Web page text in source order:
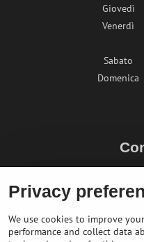
Giovedì
Venerdì
Sabato
Domenica
Privacy
We use cookies to improve
performance and collect data